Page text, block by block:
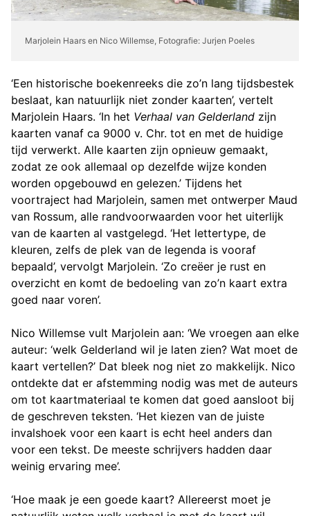
Marjolein Haars en Nico Willemse, Fotografie: Jurjen Poeles
‘Een historische boekenreeks die zo’n lang tijdsbestek
beslaat, kan natuurlijk niet zonder kaarten’, vertelt
Marjolein Haars. ‘In het Verhaal van Gelderland zijn
kaarten vanaf ca 9000 v. Chr. tot en met de huidige
tijd verwerkt. Alle kaarten zijn opnieuw gemaakt,
zodat ze ook allemaal op dezelfde wijze konden
worden opgebouwd en gelezen.’ Tijdens het
voortraject had Marjolein, samen met ontwerper Maud
van Rossum, alle randvoorwaarden voor het uiterlijk
van de kaarten al vastgelegd. ‘Het lettertype, de
kleuren, zelfs de plek van de legenda is vooraf
bepaald’, vervolgt Marjolein. ‘Zo creëer je rust en
overzicht en komt de bedoeling van zo’n kaart extra
goed naar voren’.
Nico Willemse vult Marjolein aan: ‘We vroegen aan elke
auteur: ‘welk Gelderland wil je laten zien? Wat moet de
kaart vertellen?’ Dat bleek nog niet zo makkelijk. Nico
ontdekte dat er afstemming nodig was met de auteurs
om tot kaartmateriaal te komen dat goed aansloot bij
de geschreven teksten. ‘Het kiezen van de juiste
invalshoek voor een kaart is echt heel anders dan
voor een tekst. De meeste schrijvers hadden daar
weinig ervaring mee’.
‘Hoe maak je een goede kaart? Allereerst moet je